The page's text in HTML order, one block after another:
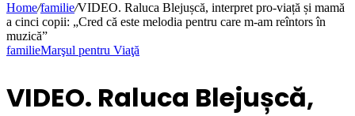
Home/familie/VIDEO. Raluca Blejușcă, interpret pro-viață și mamă
a cinci copii: „Cred că este melodia pentru care m-am reîntors în
muzică”
familieMarşul pentru Viaţă
VIDEO. Raluca Blejușcă,